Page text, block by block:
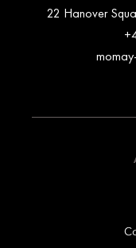
22 Hanover